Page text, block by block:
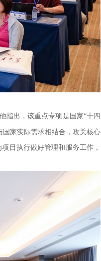
指出，该重点专项是国家“十四
家实际需求相结合，攻关核心
目执行做好管理和服务工作，